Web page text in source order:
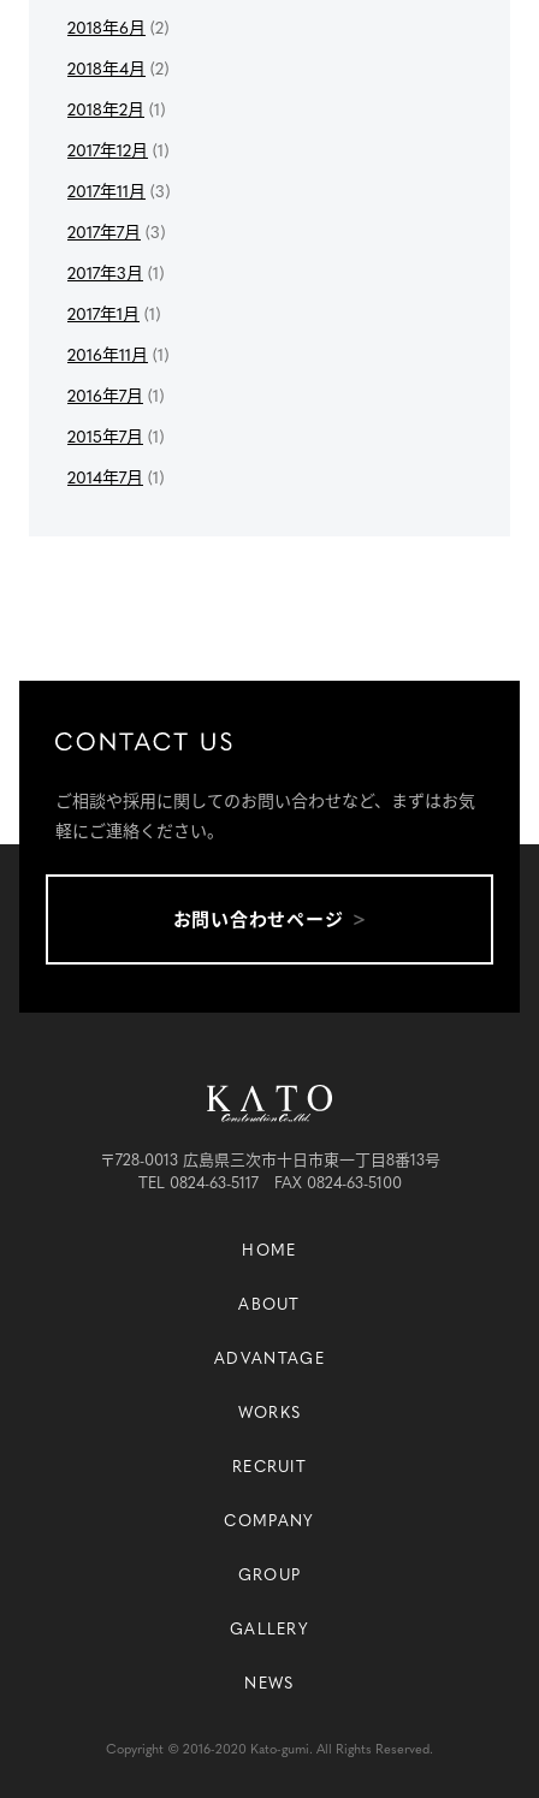
2018年6月 (2)
2018年4月 (2)
2018年2月 (1)
2017年12月 (1)
2017年11月 (3)
2017年7月 (3)
2017年3月 (1)
2017年1月 (1)
2016年11月 (1)
2016年7月 (1)
2015年7月 (1)
2014年7月 (1)
ご相談や採用に関してのお問い合わせなど、まずはお気
軽にご連絡ください。
お問い合わせページ
〒728-0013 広島県三次市十日市東一丁目8番13号
TEL 0824-63-5117 FAX 0824-63-5100
HOME
ABOUT
ADVANTAGE
WORKS
RECRUIT
COMPANY
GROUP
GALLERY
NEWS
Copyright © 2016-2020 Kato-gumi. All Rights Reserved.